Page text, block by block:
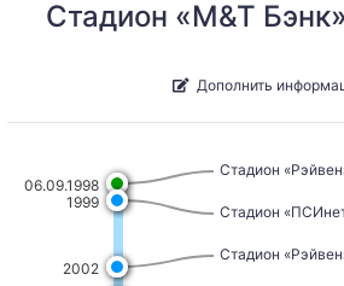
Cтадион «M&T Бэнк»
Дополнить
06.09.1998
1999
2002
Стадион
Стадион
Стадион